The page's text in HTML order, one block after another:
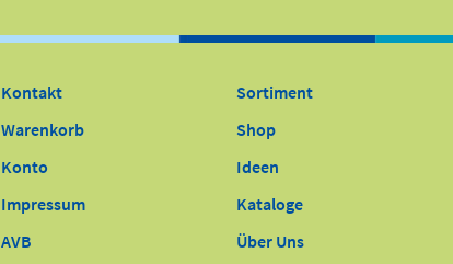
Kontakt
Warenkorb
Konto
Impressum
AVB
Sortiment
Shop
Ideen
Kataloge
Über Uns